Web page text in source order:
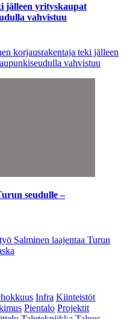
jälleen yrityskaupat
vahvistuu
korjausrakentaja teki jälleen
vahvistuu
seudulle –
Salminen laajentaa Turun
Infra Kiinteistöt
Pientalo Projektit